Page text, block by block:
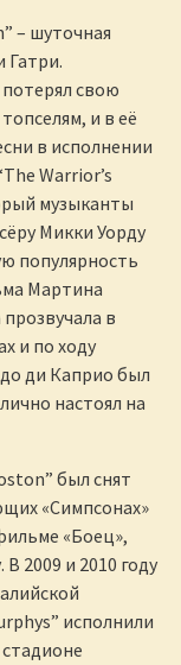
– шуточная
Гатри.
свою
и в её
в исполнении
Warrior’s
музыканты
Микки Уорду
популярность
Мартина
в
и по ходу
ди Каприо был
настоял на
был снят
«Симпсонах»
«Боец»,
2009 и 2010 году
исполнили